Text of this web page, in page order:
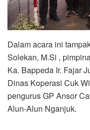
Dalam acara ini
Solekan, M.Si ,
Ka. Bappeda Ir. Fajar
Dinas Koperasi Cuk
pengurus GP Ansor
Alun-Alun Nganjuk.